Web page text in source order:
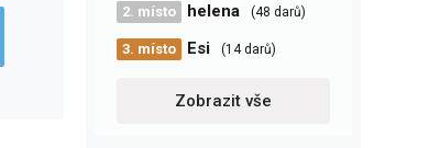
2. místo helena (48 darů)
3. místo Esi (14 darů)
Zobrazit vše